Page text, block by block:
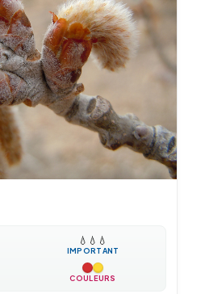
💧 💧 💧
IMPORTANT
COULEURS